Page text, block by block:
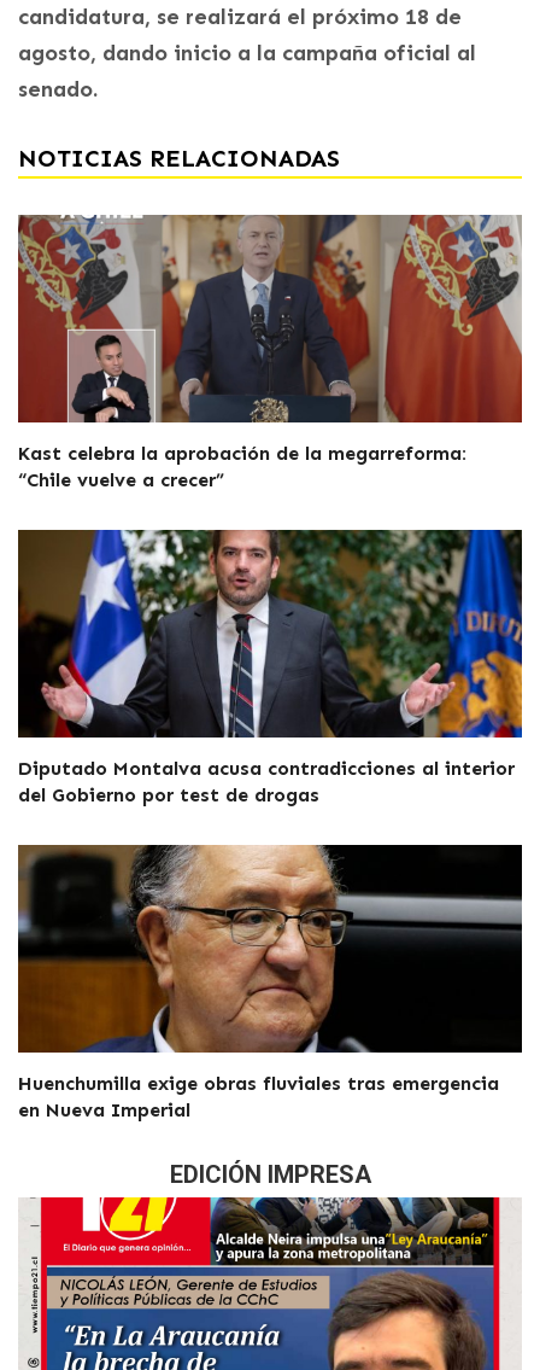
candidatura, se realizará el próximo 18 de
agosto, dando inicio a la campaña oficial al
senado.
NOTICIAS RELACIONADAS
Kast celebra la aprobación de la megarreforma:
“Chile vuelve a crecer”
Diputado Montalva acusa contradicciones al interior
del Gobierno por test de drogas
Huenchumilla exige obras fluviales tras emergencia
en Nueva Imperial
EDICIÓN IMPRESA